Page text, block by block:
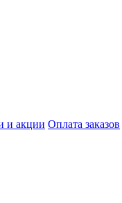
и акции Оплата заказов